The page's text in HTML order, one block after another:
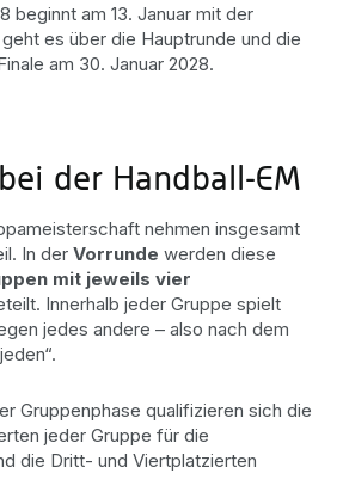
beginnt am 13. Januar mit der
es über die Hauptrunde und die
am 30. Januar 2028.
der Handball-EM
nehmen insgesamt
In der Vorrunde werden diese
mit jeweils vier
Innerhalb jeder Gruppe spielt
jedes andere – also nach dem
Gruppenphase qualifizieren sich die
jeder Gruppe für die
die Dritt- und Viertplatzierten